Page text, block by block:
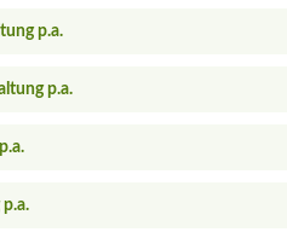
p.a.
p.a.
p.a.